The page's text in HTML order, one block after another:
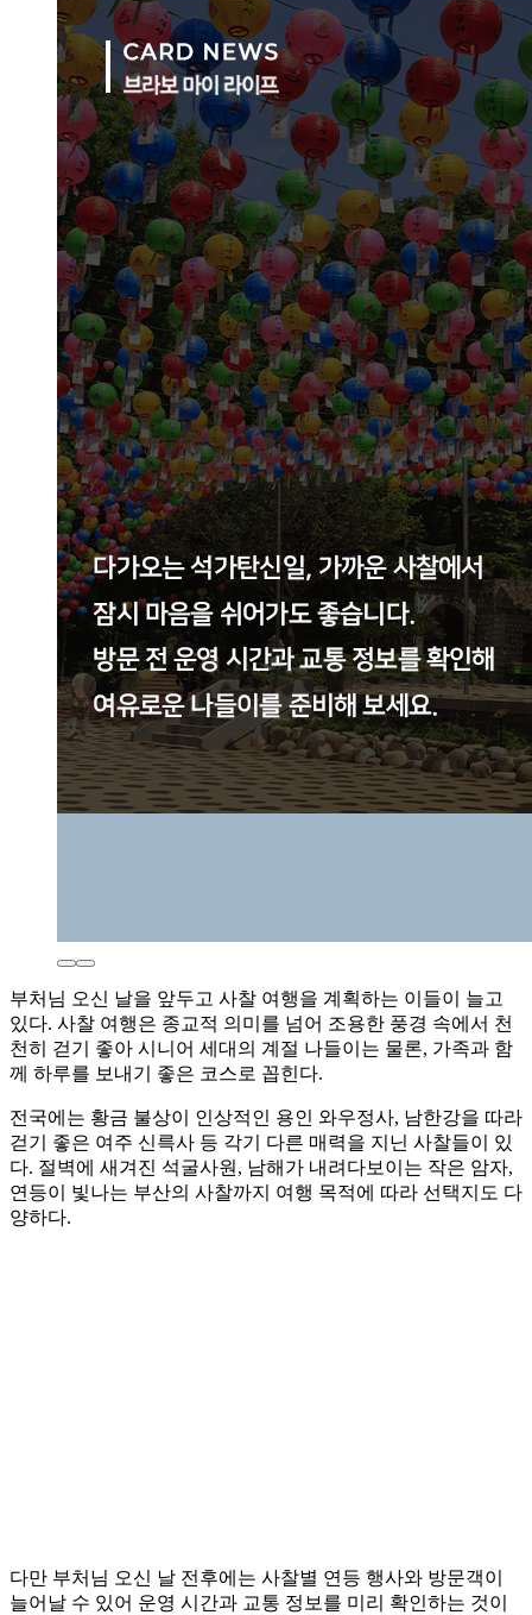
부처님 오신 날을 앞두고 사찰 여행을 계획하는 이들이 늘고
있다. 사찰 여행은 종교적 의미를 넘어 조용한 풍경 속에서 천
천히 걷기 좋아 시니어 세대의 계절 나들이는 물론, 가족과 함
께 하루를 보내기 좋은 코스로 꼽힌다.
전국에는 황금 불상이 인상적인 용인 와우정사, 남한강을 따라
걷기 좋은 여주 신륵사 등 각기 다른 매력을 지닌 사찰들이 있
다. 절벽에 새겨진 석굴사원, 남해가 내려다보이는 작은 암자,
연등이 빛나는 부산의 사찰까지 여행 목적에 따라 선택지도 다
양하다.
다만 부처님 오신 날 전후에는 사찰별 연등 행사와 방문객이
늘어날 수 있어 운영 시간과 교통 정보를 미리 확인하는 것이